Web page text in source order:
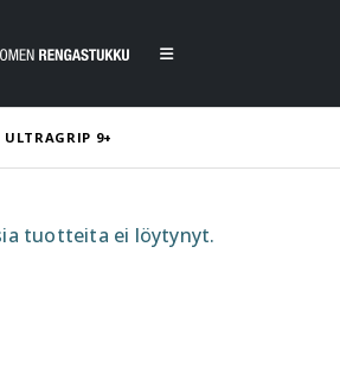
ULTRAGRIP 9+
tuotteita ei löytynyt.